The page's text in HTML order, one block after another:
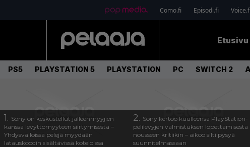
Como.fi Episodi.fi Voice.fi
Etusivu
PS5 PLAYSTATION 5 PLAYSTATION PC SWITCH 2
1. Sony on keskustellut jälleenmyyjien
kanssa levyttömyyteen siirtymisestä –
Yhdysvalloissa pelejä myydään
latauskoodin sisältävissä koteloissa
2. Sony kertoo kuulleensa PlayStation-
pelilevyjen valmistuksen lopettamisesta
nousseen kritiikin – aikoo silti pysyä
suunnitelmassaan